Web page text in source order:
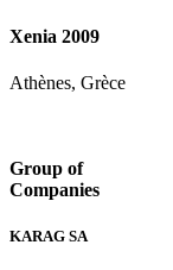
Xenia 2009
Athènes, Grèce
Group of
Companies
KARAG SA